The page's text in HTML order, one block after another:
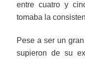
entre cuatro y
tomaba la
Pese a ser un
supieron de su